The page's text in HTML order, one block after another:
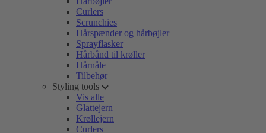
Curlers
Scrunchies
Hårspænder og hårbøjler
Sprayflasker
Hårbånd til krøller
Hårnåle
Tilbehør
Styling tools
Vis alle
Glattejern
Krøllejern
Curlers